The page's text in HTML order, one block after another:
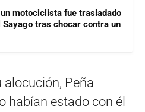
motociclista fue trasladado
tras chocar contra un
alocución, Peña
habían estado con él